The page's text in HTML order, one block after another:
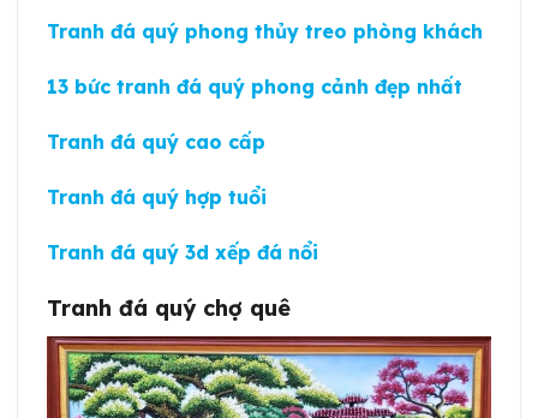
Tranh đá quý phong thủy treo phòng khách
13 bức tranh đá quý phong cảnh đẹp nhất
Tranh đá quý cao cấp
Tranh đá quý hợp tuổi
Tranh đá quý 3d xếp đá nổi
Tranh đá quý chợ quê